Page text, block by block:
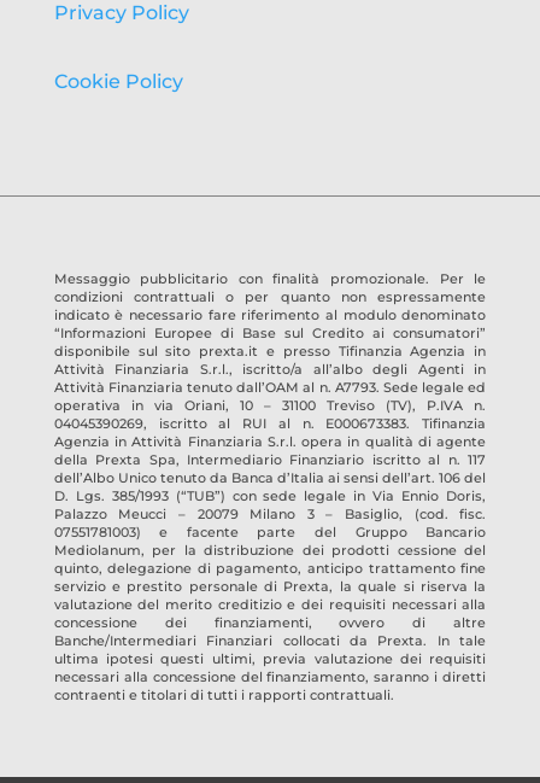
Privacy Policy
Cookie Policy
Messaggio pubblicitario con finalità promozionale. Per le
condizioni contrattuali o per quanto non espressamente
indicato è necessario fare riferimento al modulo denominato
“Informazioni Europee di Base sul Credito ai consumatori”
disponibile sul sito prexta.it e presso Tifinanzia Agenzia in
Attività Finanziaria S.r.l., iscritto/a all’albo degli Agenti in
Attività Finanziaria tenuto dall’OAM al n. A7793. Sede legale ed
operativa in via Oriani, 10 – 31100 Treviso (TV), P.IVA n.
04045390269, iscritto al RUI al n. E000673383.Tifinanzia
Agenzia in Attività Finanziaria S.r.l. opera in qualità di agente
della Prexta Spa, Intermediario Finanziario iscritto al n. 117
dell’Albo Unico tenuto da Banca d’Italia ai sensi dell’art. 106 del
D. Lgs. 385/1993 (“TUB”) con sede legale in Via Ennio Doris,
Palazzo Meucci – 20079 Milano 3 – Basiglio, (cod. fisc.
07551781003) e facente parte del Gruppo Bancario
Mediolanum, per la distribuzione dei prodotti cessione del
quinto, delegazione di pagamento, anticipo trattamento fine
servizio e prestito personale di Prexta, la quale si riserva la
valutazione del merito creditizio e dei requisiti necessari alla
concessione dei finanziamenti, ovvero di altre
Banche/Intermediari Finanziari collocati da Prexta. In tale
ultima ipotesi questi ultimi, previa valutazione dei requisiti
necessari alla concessione del finanziamento, saranno i diretti
contraenti e titolari di tutti i rapporti contrattuali.